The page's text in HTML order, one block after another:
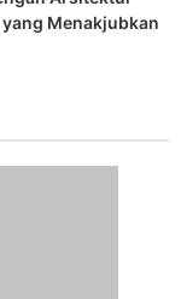
Menakjubkan